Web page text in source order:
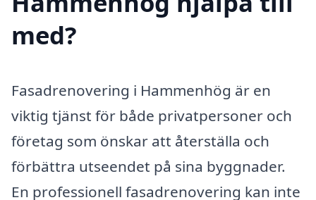
med?
Fasadrenovering i Hammenhög är en
viktig tjänst för både privatpersoner och
företag som önskar att återställa och
förbättra utseendet på sina byggnader.
En professionell fasadrenovering kan inte